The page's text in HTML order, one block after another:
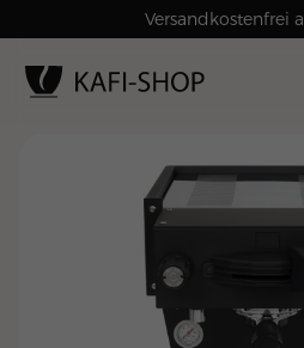
Versandkostenfrei
Rechnungskauf für
4.9|